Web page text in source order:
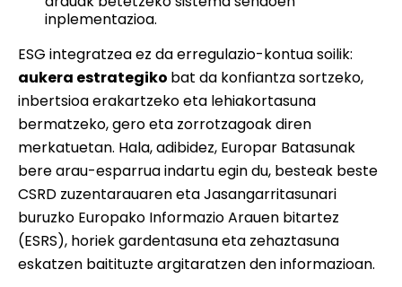
inplementazioa.
ESG integratzea ez da erregulazio-kontua soilik:
aukera estrategiko bat da konfiantza sortzeko,
inbertsioa erakartzeko eta lehiakortasuna
bermatzeko, gero eta zorrotzagoak diren
merkatuetan. Hala, adibidez, Europar Batasunak
bere arau-esparrua indartu egin du, besteak beste
CSRD zuzentarauaren eta Jasangarritasunari
buruzko Europako Informazio Arauen bitartez
(ESRS), horiek gardentasuna eta zehaztasuna
eskatzen baitituzte argitaratzen den informazioan.